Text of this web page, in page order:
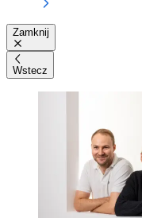
Zamknij
Wstecz